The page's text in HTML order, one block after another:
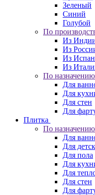
Зеленый
Синий
Голубой
По
Из
Из
Из
Из
По назначению
Для
Для
Для стен
Для
Плитка
По
Для
Для
Для пола
Для
Для
Для стен
Для